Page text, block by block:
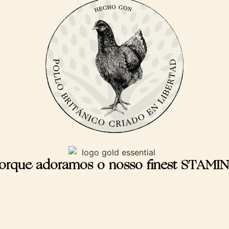
adoramos o nosso finest